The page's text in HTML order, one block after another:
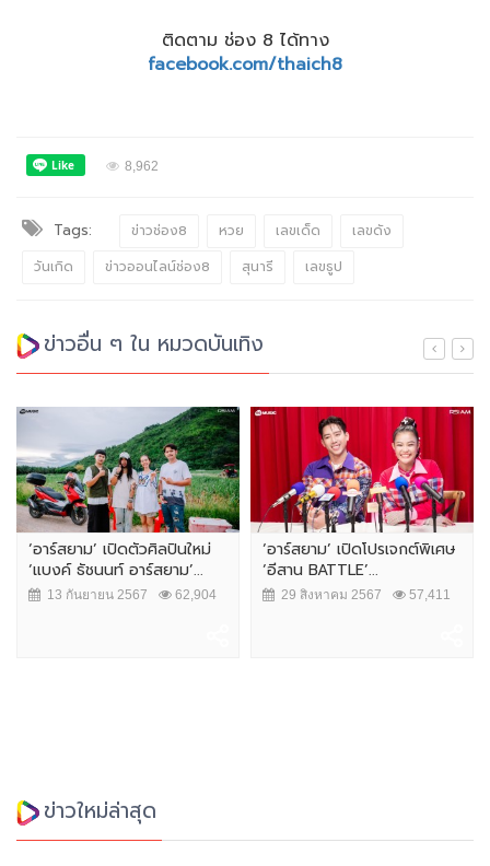
ติดตาม ช่อง 8 ได้ทาง
facebook.com/thaich8
8,962
Tags: ข่าวช่อง8 หวย เลขเด็ด
เลขดัง
วันเกิด
ข่าวออนไลน์ช่อง8 สุนารี เลขธูป
ข่าวอื่น ๆ ใน หมวดบันเทิง
‘อาร์สยาม’ เปิดตัวศิลปินใหม่
‘แบงค์ ธัชนนท์ อาร์สยาม’...
13 กันยายน 2567 62,904
‘อาร์สยาม’ เปิดโปรเจกต์พิเศษ
‘อีสาน BATTLE’...
29 สิงหาคม 2567 57,411
ข่าวใหม่ล่าสุด